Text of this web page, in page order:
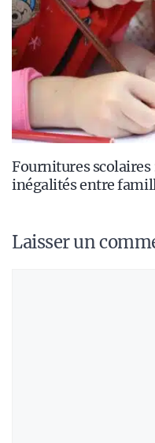
Fournitures scolaires
inégalités entre
Laisser un